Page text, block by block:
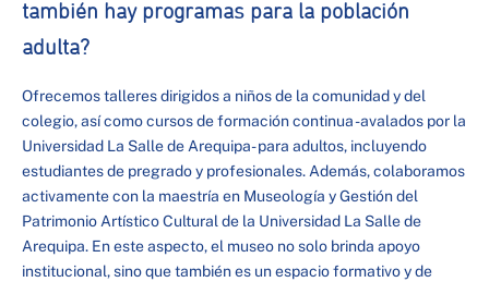
también hay programas para la población
adulta?
Ofrecemos talleres dirigidos a niños de la comunidad y del
colegio, así como cursos de formación continua -avalados por la
Universidad La Salle de Arequipa- para adultos, incluyendo
estudiantes de pregrado y profesionales. Además, colaboramos
activamente con la maestría en Museología y Gestión del
Patrimonio Artístico Cultural de la Universidad La Salle de
Arequipa. En este aspecto, el museo no solo brinda apoyo
institucional, sino que también es un espacio formativo y de